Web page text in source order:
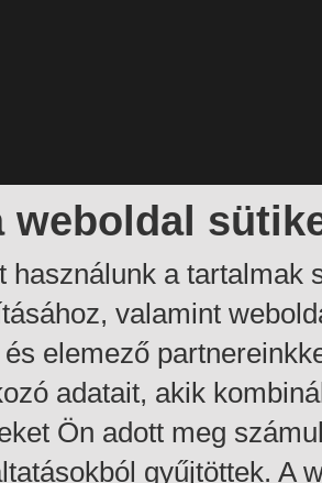
weboldal
használunk a tartalmak
valamint
elemező
adatait, akik
Ön adott meg
gyűjtöttek. A